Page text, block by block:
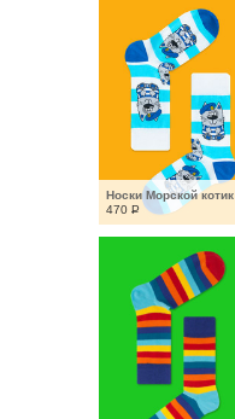
Носки Морской котик
470 Р